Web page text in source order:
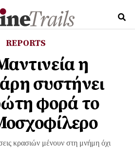
REPORTS
η
συστήνει
φορά το
κρασιών μένουν στη μνήμη όχι